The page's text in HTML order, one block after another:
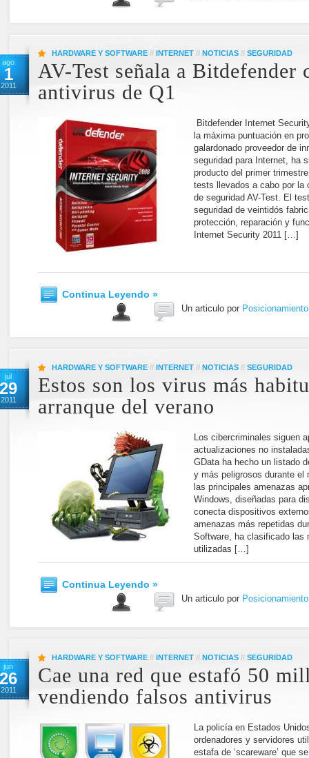
ago
1
2011
HARDWARE Y SOFTWARE // INTERNET // NOTICIAS // SEGURIDAD
AV-Test señala a Bitdefender
antivirus de Q1
Bitdefender Internet
la máxima puntuación en
galardonado proveedor de
seguridad para Internet, ha
producto del primer
tests llevados a cabo por la
de seguridad AV-Test. El
seguridad de veintidós
protección, reparación y
Internet Security 2011 […]
Continua Leyendo »
Un articulo por
jul
29
2011
HARDWARE Y SOFTWARE // INTERNET // NOTICIAS // SEGURIDAD
Estos son los virus más
arranque del verano
Los cibercriminales siguen
actualizaciones no
GData ha hecho un listado
y más peligrosos durante el
las principales amenazas
Windows, diseñadas para
conecta dispositivos
amenazas más repetidas
Software, ha clasificado las
utilizadas […]
Continua Leyendo »
Un articulo por
jun
26
2011
HARDWARE Y SOFTWARE // INTERNET // NOTICIAS // SEGURIDAD
Cae una red que estafó 50
vendiendo falsos antivirus
La policía en Estados
ordenadores y servidores
estafa de ‘scareware’ que